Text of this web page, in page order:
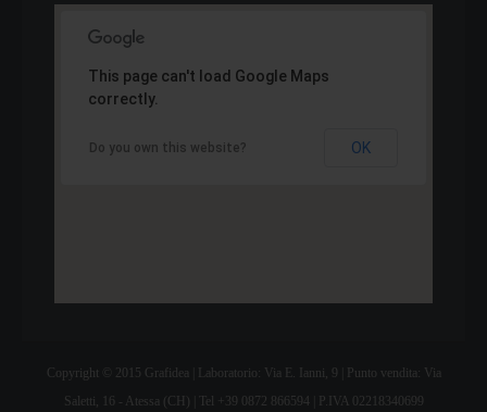
This page can't load Google Maps
correctly.
Do you own this website? OK
Copyright © 2015 Grafidea | Laboratorio: Via E. Ianni, 9 | Punto vendita: Via
Saletti, 16 - Atessa (CH) | Tel +39 0872 866594 | P.IVA 02218340699